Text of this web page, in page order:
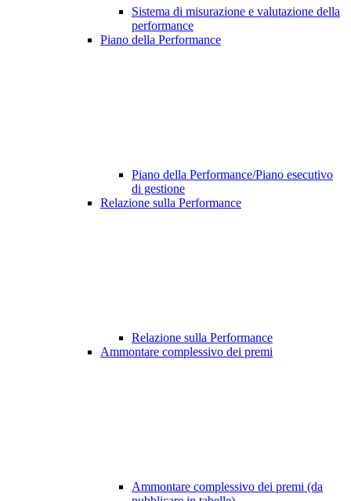
Sistema di misurazione e valutazione della
performance
Piano della Performance
Piano della Performance/Piano esecutivo
di gestione
Relazione sulla Performance
Relazione sulla Performance
Ammontare complessivo dei premi
Ammontare complessivo dei premi (da